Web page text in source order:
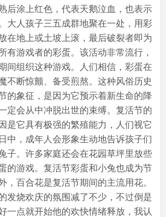
后涂上红色，代表天鹅泣血，也表示
大人孩子三五成群地聚在一处，用彩
在地上或土坡上滚，最后破裂者即为
有游戏者的彩蛋。该活动非常流行，
间组织这种游戏。人们相信，彩蛋在
不断惊颤、备受煎熬。这种风俗历史
的象征，是因为它预示着新生命的降
定会从中冲脱出世的束缚。复活节的
是它具有极强的繁殖能力，人们视它
中，成年人会形象生动地告诉孩子们
子。许多家庭还会在花园草坪里放些
的游戏。复活节彩蛋和小兔也成为节
，百合花是复活节期间的主流用花。
发烧欢庆的氛围减了不少，不过倒是
一点就开始他的欢快情绪释放，我认